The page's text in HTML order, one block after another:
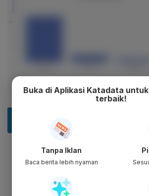
Buka di Aplikasi Katadata
terbaik!
Tanpa Iklan
Baca berita lebih nyaman